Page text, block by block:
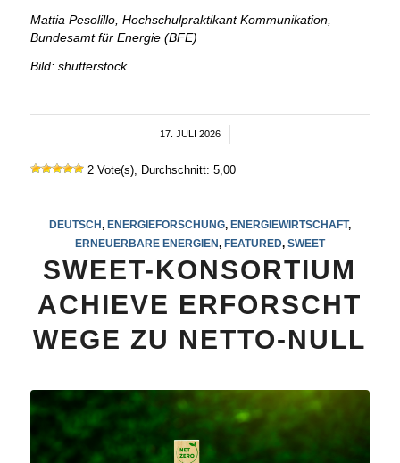
Mattia Pesolillo, Hochschulpraktikant Kommunikation,
Bundesamt für Energie (BFE)
Bild: shutterstock
17. JULI 2026
2 Vote(s), Durchschnitt: 5,00
DEUTSCH, ENERGIEFORSCHUNG, ENERGIEWIRTSCHAFT,
ERNEUERBARE ENERGIEN, FEATURED, SWEET
SWEET-KONSORTIUM
ACHIEVE ERFORSCHT
WEGE ZU NETTO-NULL